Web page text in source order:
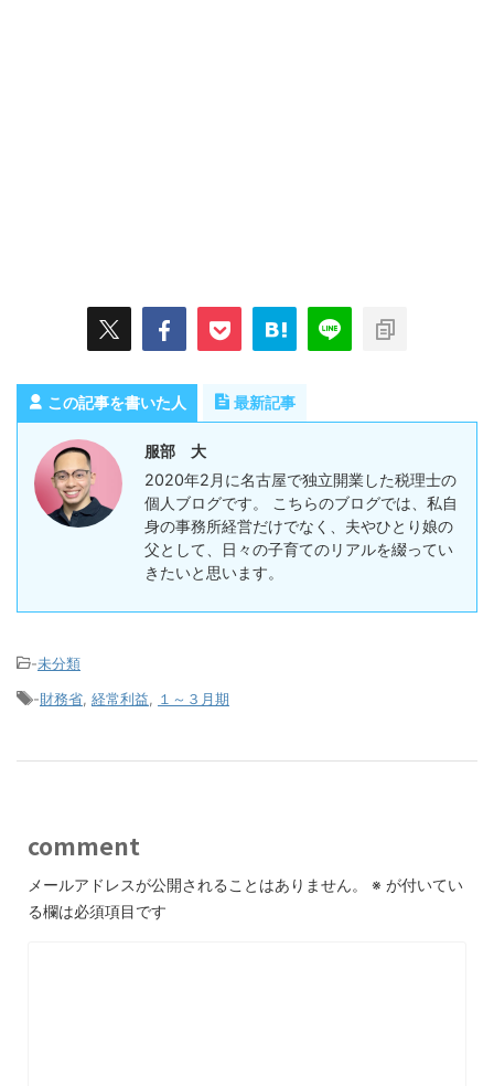
この記事を書いた人 最新記事
服部 大
2020年2月に名古屋で独立開業した税理士の
個人ブログです。 こちらのブログでは、私自
身の事務所経営だけでなく、夫やひとり娘の
父として、日々の子育てのリアルを綴ってい
きたいと思います。
-未分類
-財務省 経常利益 １～３月期
comment
メールアドレスが公開されることはありません。 ※ が付いてい
る欄は必須項目です